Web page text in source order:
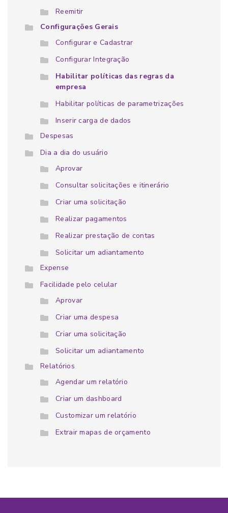
Reemitir
Configurações Gerais
Configurar e Cadastrar
Configurar Integração
Habilitar políticas das regras da
empresa
Habilitar políticas de parametrizações
Inserir carga de dados
Despesas
Dia a dia do usuário
Aprovar
Consultar solicitações e itinerário
Criar uma solicitação
Realizar pagamentos
Realizar prestação de contas
Solicitar um adiantamento
Expense
Facilidade pelo celular
Aprovar
Criar uma despesa
Criar uma solicitação
Solicitar um adiantamento
Relatórios
Agendar um relatório
Criar um dashboard
Customizar um relatório
Extrair mapas de orçamento